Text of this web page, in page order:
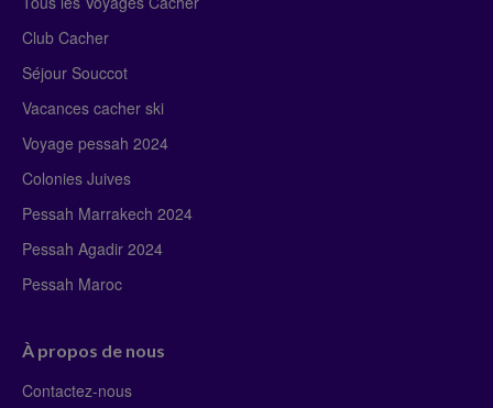
Club Cacher
Séjour Souccot
Vacances cacher ski
Voyage pessah 2024
Colonies Juives
Pessah Marrakech 2024
Pessah Agadir 2024
Pessah Maroc
À propos de nous
Contactez-nous